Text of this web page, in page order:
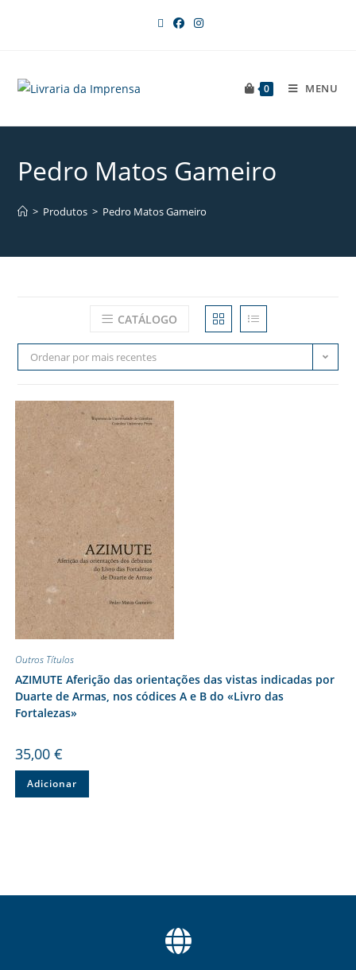
0 MENU
Pedro Matos Gameiro
> Produtos > Pedro Matos Gameiro
CATÁLOGO
Ordenar por mais recentes
Outros Títulos
AZIMUTE Aferição das orientações das vistas indicadas por
Duarte de Armas, nos códices A e B do «Livro das
Fortalezas»
35,00 €
Adicionar